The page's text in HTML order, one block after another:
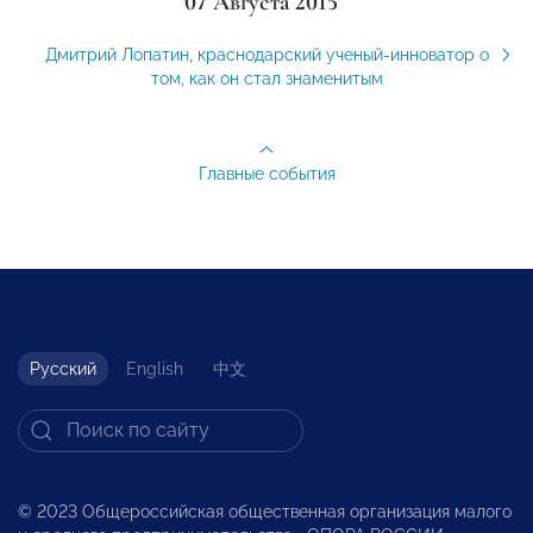
Дмитрий Лопатин, краснодарский ученый-инноватор о
том, как он стал знаменитым
Главные события
Русский English 中文
© 2023 Общероссийская общественная организация малого